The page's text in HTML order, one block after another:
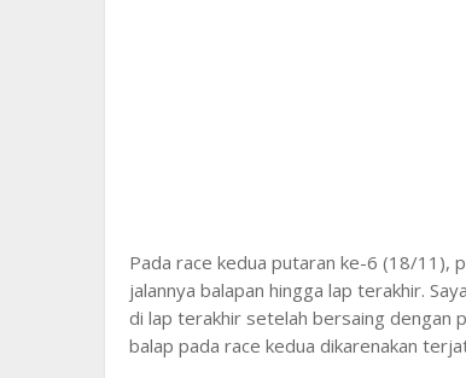
Pada race kedua putaran ke-6 (18/11),
jalannya balapan hingga lap terakhir.
di lap terakhir setelah bersaing dengan
balap pada race kedua dikarenakan